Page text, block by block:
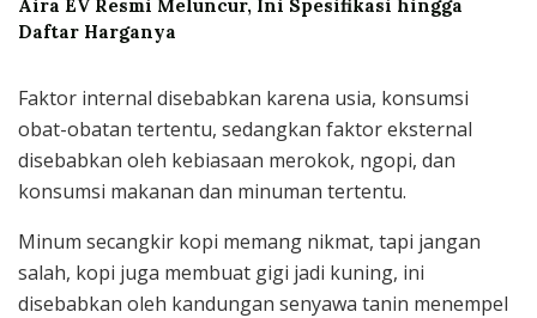
Aira EV Resmi Meluncur, Ini Spesifikasi hingga
Daftar Harganya
Faktor internal disebabkan karena usia, konsumsi
obat-obatan tertentu, sedangkan faktor eksternal
disebabkan oleh kebiasaan merokok, ngopi, dan
konsumsi makanan dan minuman tertentu.
Minum secangkir kopi memang nikmat, tapi jangan
salah, kopi juga membuat gigi jadi kuning, ini
disebabkan oleh kandungan senyawa tanin menempel